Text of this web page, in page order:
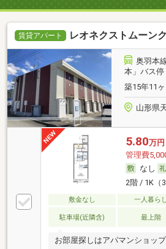
賃貸アパート レオネクストムーン
奥羽本
本」バス停
築15年11
山形県
5.80万円
管理費
なし
2階 / 1K（
敷金なし 一人暮らし
駐車場(近隣含) 最上階
お部屋探しはアパマンショッ